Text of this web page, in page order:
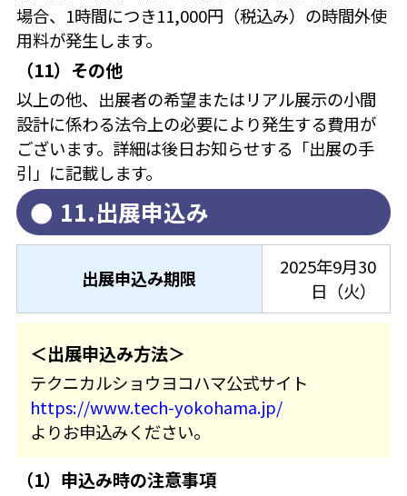
場合、1時間につき11,000円（税込み）の時間外使
用料が発生します。
（11）その他
以上の他、出展者の希望またはリアル展示の小間
設計に係わる法令上の必要により発生する費用が
ございます。詳細は後日お知らせする「出展の手
引」に記載します。
11.出展申込み
出展申込み期限
2025年9月30
日（火）
＜出展申込み方法＞
テクニカルショウヨコハマ公式サイト
https://www.tech-yokohama.jp/
よりお申込みください。
（1）申込み時の注意事項